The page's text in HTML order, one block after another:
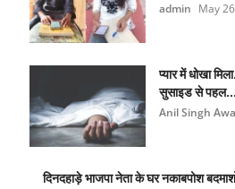
admin May
प्यार में धोखा
सुसाइड से पहल...
Anil Singh
दिनदहाड़े भाजपा नेता के घर नकाबपोश